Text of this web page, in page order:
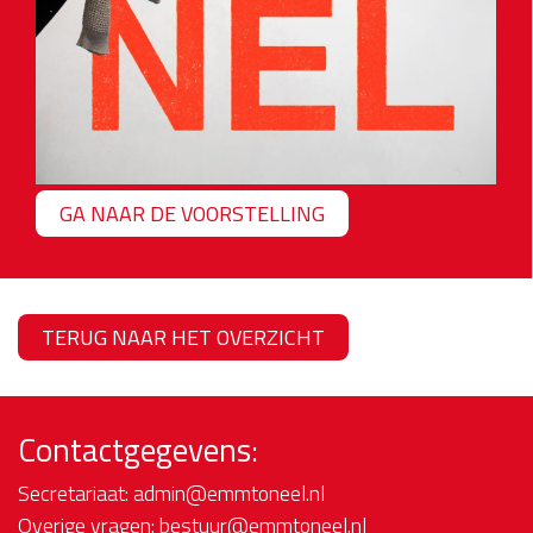
GA NAAR DE VOORSTELLING
TERUG NAAR HET OVERZICHT
Contactgegevens:
Secretariaat:admin@emmtoneel.nl
Overige vragen:bestuur@emmtoneel.nl